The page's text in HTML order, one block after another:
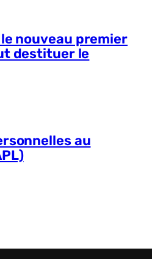
nouveau premier
destituer le
au